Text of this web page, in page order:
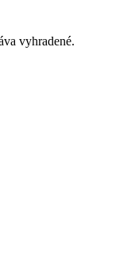
vyhradené.